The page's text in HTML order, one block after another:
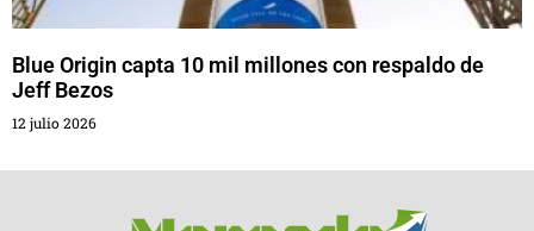
Blue Origin capta 10 mil millones con respaldo de
Jeff Bezos
12 julio 2026